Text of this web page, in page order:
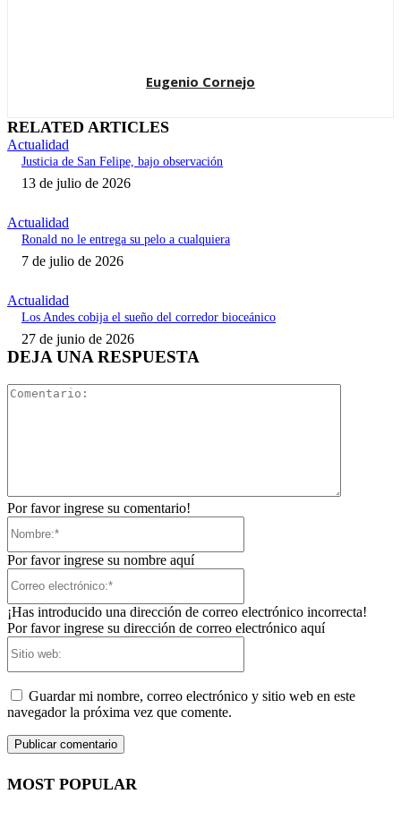
Eugenio Cornejo
RELATED ARTICLES
Actualidad
Justicia de San Felipe, bajo observación
13 de julio de 2026
Actualidad
Ronald no le entrega su pelo a cualquiera
7 de julio de 2026
Actualidad
Los Andes cobija el sueño del corredor bioceánico
27 de junio de 2026
DEJA UNA RESPUESTA
Por favor ingrese su comentario!
Por favor ingrese su nombre aquí
¡Has introducido una dirección de correo electrónico incorrecta!
Por favor ingrese su dirección de correo electrónico aquí
Guardar mi nombre, correo electrónico y sitio web en este
navegador la próxima vez que comente.
MOST POPULAR